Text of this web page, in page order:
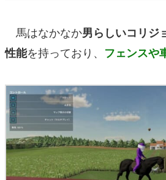
馬はなかなか男らしいコリジ
性能を持っており、 フェンスや